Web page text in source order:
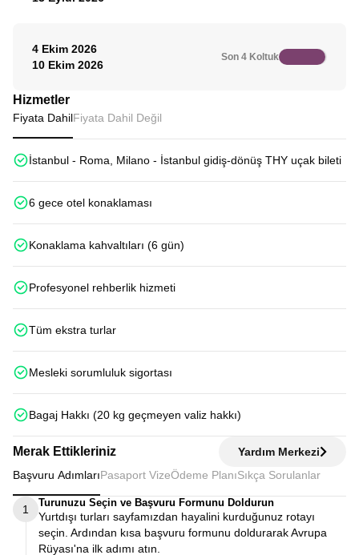
4 Ekim 2026
10 Ekim 2026
Son 4 Koltuk
Hizmetler
Fiyata DahilFiyata Dahil Değil
İstanbul - Roma, Milano - İstanbul gidiş-dönüş THY uçak bileti
6 gece otel konaklaması
Konaklama kahvaltıları (6 gün)
Profesyonel rehberlik hizmeti
Tüm ekstra turlar
Mesleki sorumluluk sigortası
Bagaj Hakkı (20 kg geçmeyen valiz hakkı)
Merak Ettikleriniz
Yardım Merkezi
Başvuru AdımlarıPasaport VizeÖdeme Planı Sıkça Sorulanlar
1
Turunuzu Seçin ve Başvuru Formunu Doldurun
Yurtdışı turları sayfamızdan hayalini kurduğunuz rotayı
seçin. Ardından kısa başvuru formunu doldurarak Avrupa
Rüyası'na ilk adımı atın.